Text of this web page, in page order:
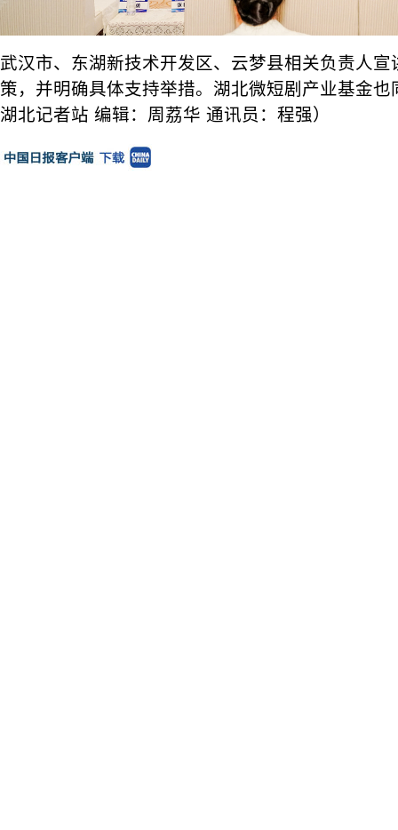
武汉市、东湖新技术开发区、云梦县相关负责人
策，并明确具体支持举措。湖北微短剧产业基金
湖北记者站 编辑：周荔华 通讯员：程强）